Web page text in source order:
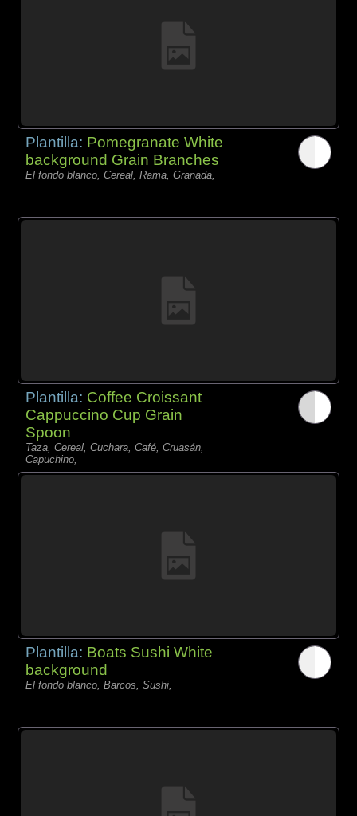
Plantilla: Pomegranate White
background Grain Branches
El fondo blanco, Cereal, Rama, Granada,
Plantilla: Coffee Croissant
Cappuccino Cup Grain
Spoon
Taza, Cereal, Cuchara, Café, Cruasán,
Capuchino,
Plantilla: Boats Sushi White
background
El fondo blanco, Barcos, Sushi,